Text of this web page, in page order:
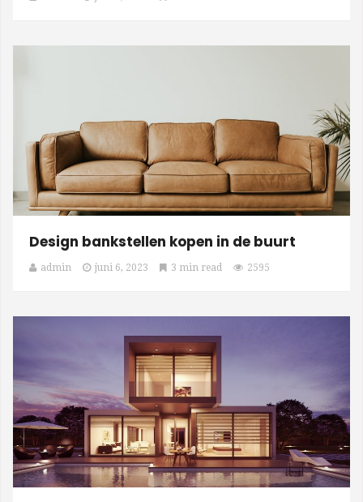
Design bankstellen kopen in de buurt
admin juni 6, 2023 3 min read 2595